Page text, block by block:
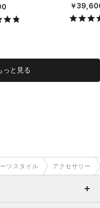
スタイル/UNISE
￥
っと見る
ツスタイル アクセサリー